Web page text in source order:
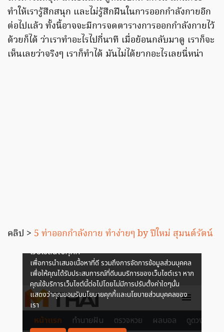
ทำให้เรารู้สึกสนุก และไม่รู้สึกฝืนในการออกกำลังกายอีก
ต่อไปแล้ว ทั้งนี้อาจจะมีการจดตารางการออกกำลังกายไว้
ด้วยก็ได้ ว่าเราทำอะไรไปกี่นาที เมื่อย้อนกลับมาดู เราก็จะ
เห็นเลยว่าจริงๆ เราก็ทำได้ มันไม่ได้ยากอะไรเลยนี่หน่า
คลิป > 5 ท่าออกกำลังกาย ทำง่ายๆ by ปีใหม่ สุมนต์รัตน์